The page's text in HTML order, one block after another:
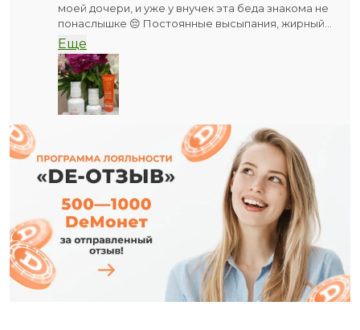
моей дочери, и уже у внучек эта беда знакома не
понаслышке 😔 Постоянные высыпания, жирный
блеск, а потом ещё и следы остаются… И сама я с
ужасом вспоминаю свои попытки всё подсушить.
А недавно я изучила новинку — серию «Стоп-акне»
от TianDe. Это не временное подсушивание, а
реальное восстановление барьера и увлажнение
🔥 Уже заказала и себе, и девочкам. Советую и вам!
Еще